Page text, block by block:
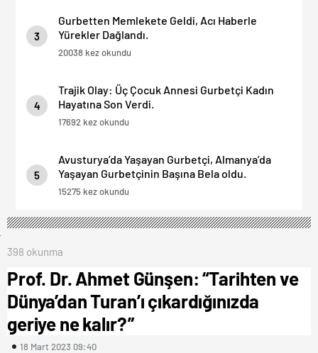
3
Gurbetten Memlekete Geldi, Acı Haberle
Yürekler Dağlandı.
20038 kez okundu
4
Trajik Olay: Üç Çocuk Annesi Gurbetçi Kadın
Hayatına Son Verdi.
17692 kez okundu
5
Avusturya’da Yaşayan Gurbetçi, Almanya’da
Yaşayan Gurbetçinin Başına Bela oldu.
15275 kez okundu
398 okunma
Prof. Dr. Ahmet Günşen: “Tarihten ve
Dünya’dan Turan’ı çıkardığınızda
geriye ne kalır?”
18 Mart 2023 09:40